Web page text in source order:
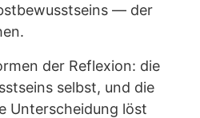
— der
der Reflexion: die
selbst, und die
Unterscheidung löst